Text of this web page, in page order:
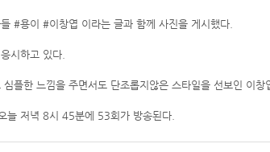
#용이 #이창엽 이라는 글과 함께 사진을 게시했다.
시하고 있다.
플한 느낌을 주면서도 단조롭지않은 스타일을 선보인 이
늘 저녁 8시 45분에 53회가 방송된다.